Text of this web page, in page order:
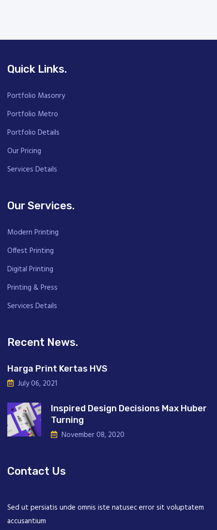
Quick Links.
Portfolio Masonry
Portfolio Metro
Portfolio Details
Our Pricing
Services Details
Our Services.
Modern Printing
Offest Printing
Digital Printing
Printing & Press
Services Details
Recent News.
Harga Print Kertas HVS
July 06, 2021
Inspired Design Decisions Max Huber
Turning
November 08, 2020
Contact Us
Sed ut persiatis unde omnis iste natusec error sit voluptatem
accusantium